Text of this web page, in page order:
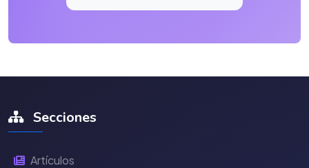
Secciones
Artículos